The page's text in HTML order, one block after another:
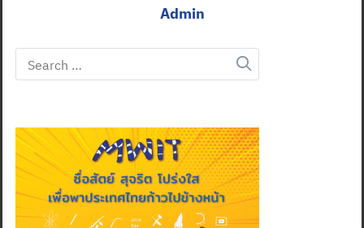
Admin
Search
for: